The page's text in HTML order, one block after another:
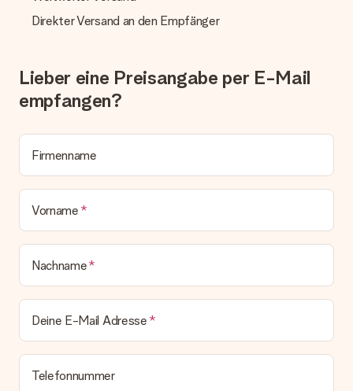
Direkter Versand an den Empfänger
Lieber eine Preisangabe per E-Mail
empfangen?
Firmenname
Vorname
Nachname
Deine E-Mail Adresse
Telefonnummer